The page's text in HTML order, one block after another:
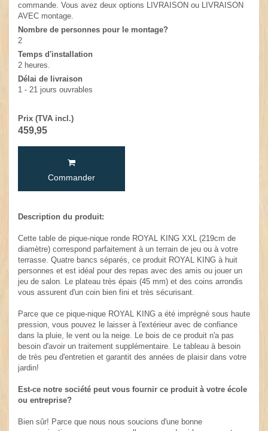
commande. Vous avez deux options LIVRAISON ou LIVRAISON
AVEC montage.
Nombre de personnes pour le montage?
2
Temps d'installation
2 heures.
Délai de livraison
1 - 21 jours ouvrables
Prix (TVA incl.)
459,95
Commander
Description du produit:
Cette table de pique-nique ronde ROYAL KING XXL (219cm de
diamètre) correspond parfaitement à un terrain de jeu ou à votre
terrasse. Quatre bancs séparés, ce produit ROYAL KING à huit
personnes et est idéal pour des repas avec des amis ou jouer un
jeu de salon. Le plateau très épais (45 mm) et des coins arrondis
vous assurent d'un coin bien fini et très sécurisant.
Parce que ce pique-nique ROYAL KING a été imprégné sous haute
pression, vous pouvez le laisser à l'extérieur avec de confiance
dans la pluie, le vent ou la neige. Le bois de ce produit n'a pas
besoin d'avoir un traitement supplémentaire. Le tableau à besoin
de très peu d'entretien et garantit des années de plaisir dans votre
jardin!
Est-ce notre société peut vous fournir ce produit à votre école
ou entreprise?
Bien sûr! Parce que nous nous soucions d'une bonne